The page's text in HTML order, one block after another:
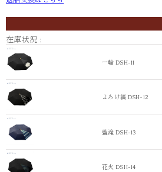
在庫状況 :
一輪 DSH-11
よろけ縞 DSH-12
藍滝 DSH-13
花火 DSH-14